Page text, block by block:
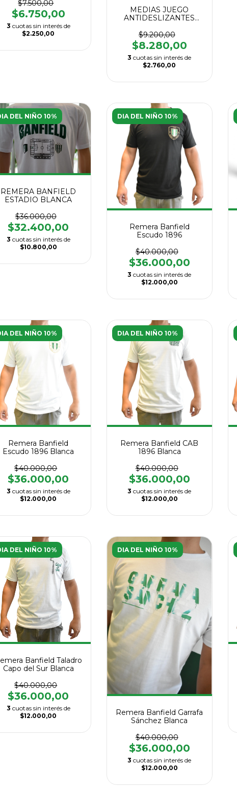
$7.500,00
$6.750,00
3 cuotas sin interés de
$2.250,00
MEDIAS JUEGO
ANTIDESLIZANTES
$9.200,00
$8.280,00
3 cuotas sin interés de
$2.760,00
DEL NIÑO 10%
REMERA BANFIELD
ESTADIO BLANCA
$36.000,00
$32.400,00
3 cuotas sin interés de
$10.800,00
DIA DEL NIÑO 10%
Remera Banfield
Escudo 1896
$40.000,00
$36.000,00
3 cuotas sin interés de
$12.000,00
DEL NIÑO 10%
Remera Banfield
Escudo 1896 Blanca
$40.000,00
$36.000,00
3 cuotas sin interés de
$12.000,00
DIA DEL NIÑO 10%
Remera Banfield CAB
1896 Blanca
$40.000,00
$36.000,00
3 cuotas sin interés de
$12.000,00
DEL NIÑO 10%
Banfield Taladro
Capo del Sur Blanca
$40.000,00
$36.000,00
3 cuotas sin interés de
$12.000,00
DIA DEL NIÑO 10%
Remera Banfield Garrafa
Sánchez Blanca
$40.000,00
$36.000,00
3 cuotas sin interés de
$12.000,00